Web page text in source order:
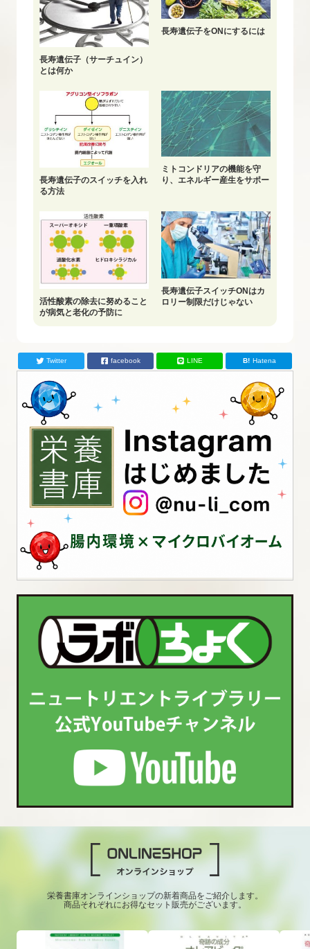
長寿遺伝子（サーチュイン）
とは何か
長寿遺伝子をONにするには
長寿遺伝子のスイッチを入れ
る方法
ミトコンドリアの機能を守
り、エネルギー産生をサポー
活性酸素の除去に努めること
が病気と老化の予防に
長寿遺伝子スイッチONはカ
ロリー制限だけじゃない
Twitter facebook LINE Hatena
栄養書庫オンラインショップの新着商品をご紹介します。
商品それぞれにお得なセット販売がございます。